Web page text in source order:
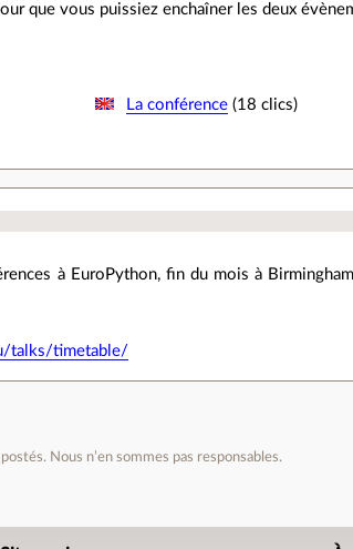
que vous puissiez enchaîner les deux
La conférence (18 clics)
à EuroPython, fin du mois à
talks/timetable/
Nous n’en sommes pas responsables.